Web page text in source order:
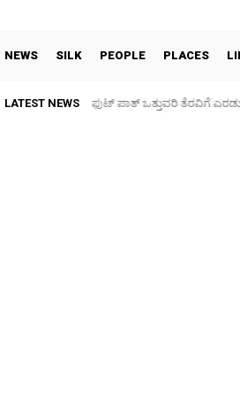
NEWS SILK PEOPLE PLACES
LATEST NEWS ಪಶು ಆರೋಗ್ಯ ತಪಾಸಣೆ ಶಿಬಿರ: